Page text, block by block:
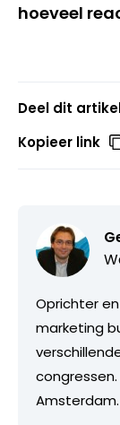
hoeveel
Deel dit
Kopieer link
Oprichter
marketing
congressen.
Amsterdam.